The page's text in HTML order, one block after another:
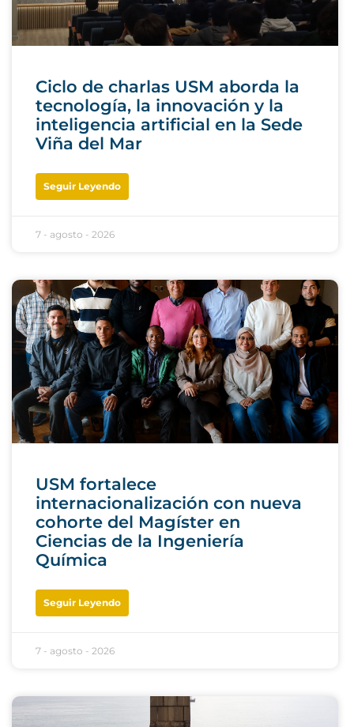
Ciclo de charlas USM aborda la
tecnología, la innovación y la
inteligencia artificial en la Sede
Viña del Mar
Seguir Leyendo
7 - agosto - 2026
USM fortalece
internacionalización con nueva
cohorte del Magíster en
Ciencias de la Ingeniería
Química
Seguir Leyendo
7 - agosto - 2026